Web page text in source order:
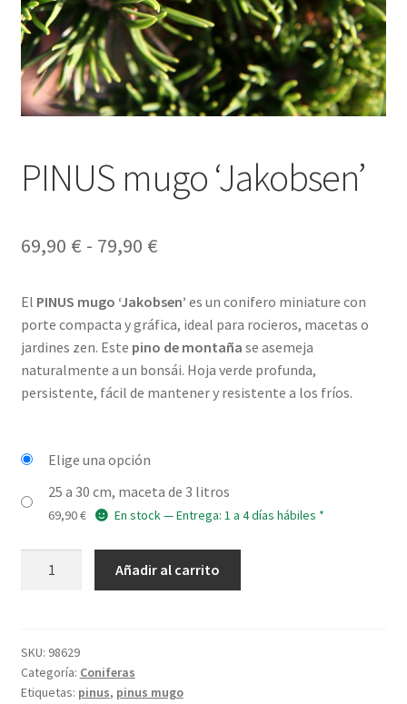
PINUS mugo ‘Jakobsen’
69,90 € - 79,90 €Rango
precios:
desde
69,90 €
El PINUS mugo ‘Jakobsen’ es un conifero miniature con
porte compacta y gráfica, ideal para rocieros, macetas o
jardines zen. Este pino de montaña se asemeja
naturalmente a un bonsái. Hoja verde profunda,
persistente, fácil de mantener y resistente a los fríos.
Elige una opción
25 a 30 cm, maceta de 3 litros
69,90€ En stock — Entrega: 1 a 4 días hábiles *
Añadir al carrito
SKU: 98629
Categoría: Coniferas
Etiquetas: pinus, pinus mugo